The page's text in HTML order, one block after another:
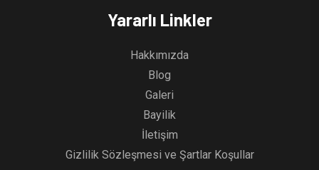
Yararlı Linkler
Hakkımızda
Blog
Galeri
Bayilik
İletişim
Gizlilik Sözleşmesi ve Şartlar Koşullar